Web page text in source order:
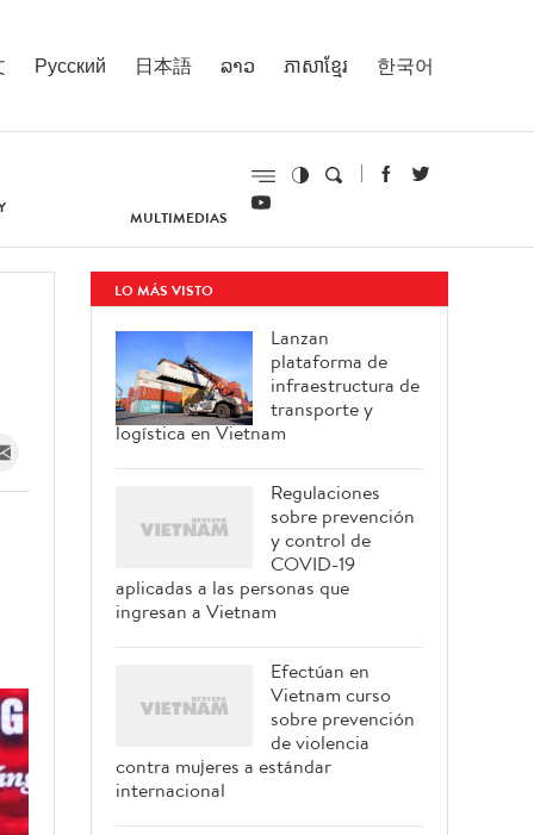
Русский 日本語 ລາວ ភាសាខ្មែរ 한국어
MULTIMEDIAS
LO MÁS VISTO
Lanzan
plataforma de
infraestructura de
transporte y
logística en Vietnam
Regulaciones
sobre prevención
y control de
COVID-19
aplicadas a las personas que
ingresan a Vietnam
Efectúan en
Vietnam curso
sobre prevención
de violencia
contra mujeres a estándar
internacional